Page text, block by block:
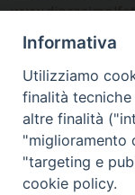
Ufficio
Piazza Giovene
Informativa
Utilizziamo
finalità
altre finalità
"miglioramento
"targeting e
cookie policy.